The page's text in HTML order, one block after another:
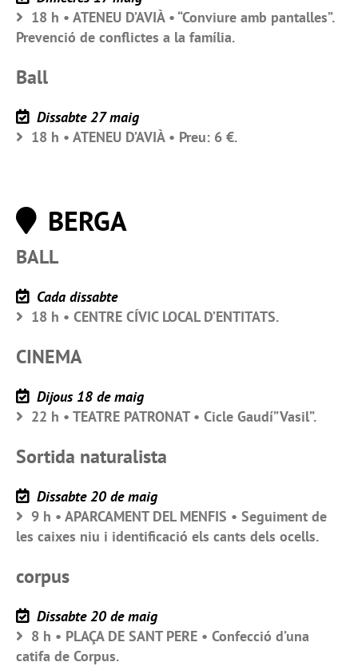
18 h • ATENEU D’AVIÀ • “Conviure amb pantalles”.
Prevenció de conflictes a la família.
Ball
Dissabte 27 maig
18 h • ATENEU D’AVIÀ • Preu: 6 €.
BERGA
BALL
Cada dissabte
18 h • CENTRE CÍVIC LOCAL D’ENTITATS.
CINEMA
Dijous 18 de maig
22 h • TEATRE PATRONAT • Cicle Gaudí”Vasil”.
Sortida naturalista
Dissabte 20 de maig
9 h • APARCAMENT DEL MENFIS • Seguiment de
les caixes niu i identificació els cants dels ocells.
corpus
Dissabte 20 de maig
8 h • PLAÇA DE SANT PERE • Confecció d’una
catifa de Corpus.